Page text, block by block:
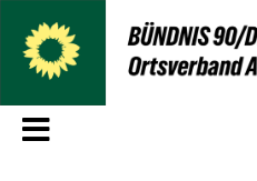
Menü